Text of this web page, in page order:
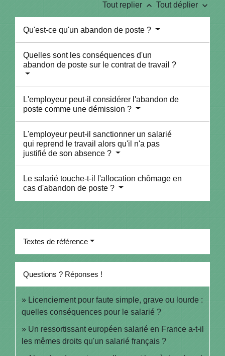
Tout replier keyboard_arrow_up Tout déplier keyboard_arrow_down
Qu'est-ce qu'un abandon de poste ?
Quelles sont les conséquences d'un
abandon de poste sur le contrat de travail ?
L'employeur peut-il considérer l'abandon de
poste comme une démission ?
L'employeur peut-il sanctionner un salarié
qui reprend le travail alors qu'il n'a pas
justifié de son absence ?
Le salarié touche-t-il l'allocation chômage en
cas d'abandon de poste ?
Textes de référence
Questions ? Réponses !
Licenciement pour faute simple, grave ou lourde :
quelles conséquences pour le salarié ?
Un ressortissant européen salarié en France a-t-il
les mêmes droits qu'un salarié français ?